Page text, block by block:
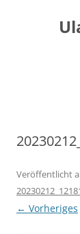
Veröffentlicht
← Vorheriges